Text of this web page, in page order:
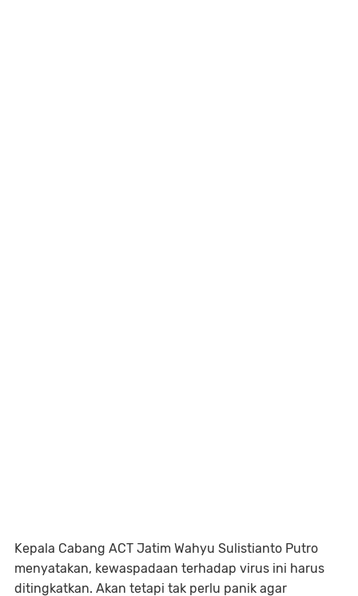
Kepala Cabang ACT Jatim Wahyu Sulistianto Putro
menyatakan, kewaspadaan terhadap virus ini harus
ditingkatkan. Akan tetapi tak perlu panik agar